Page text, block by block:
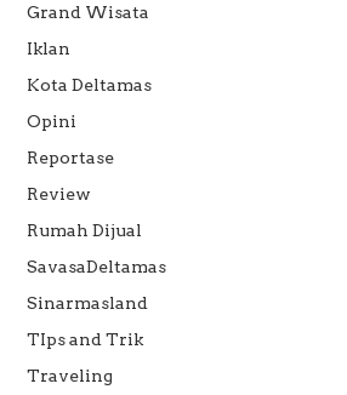
Grand Wisata
Iklan
Kota Deltamas
Opini
Reportase
Review
Rumah Dijual
SavasaDeltamas
Sinarmasland
TIps and Trik
Traveling